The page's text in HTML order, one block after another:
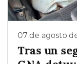
07 de agosto
Tras un